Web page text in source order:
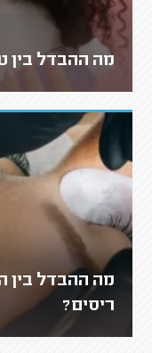
מה ההבדל בין
מה ההבדל בין
ריסים?